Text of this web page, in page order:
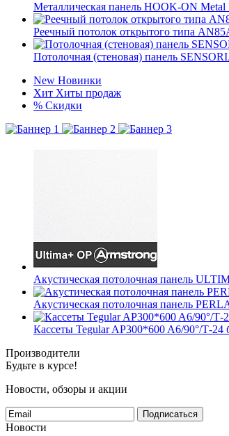
Металлическая панель HOOK-ON
Реечный потолок открытого типа
Потолочная (стеновая) панель
New Новинки
Хит Хиты продаж
% Скидки
Акустическая потолочная панель
Акустическая потолочная панель
Кассеты Tegular AP300*600 A6/90°/Т-24
Производители
Будьте в курсе!
Новости, обзоры и акции
Подписаться
Новости